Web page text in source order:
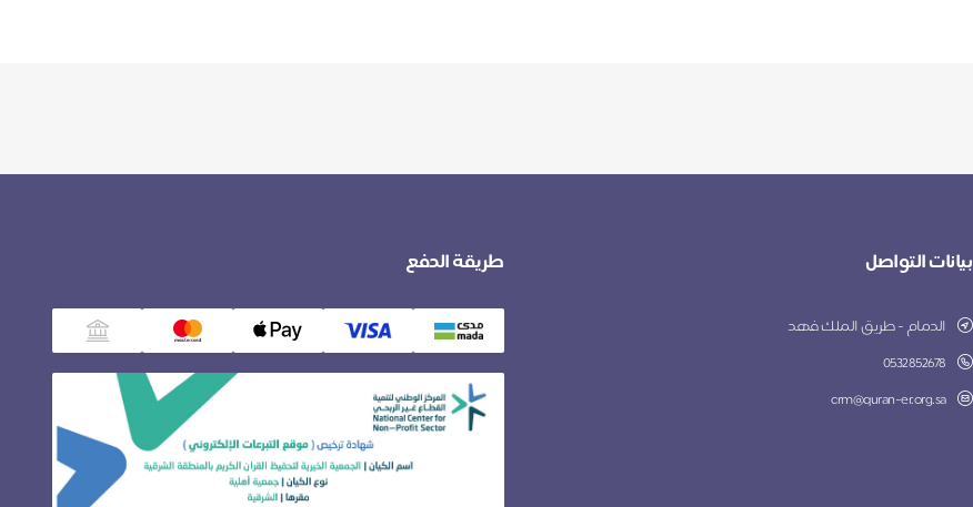
بيانات التواصل
الدمام - طريق الملك فهد
0532852678
crm@quran-er.org.sa
طريقة الدفع